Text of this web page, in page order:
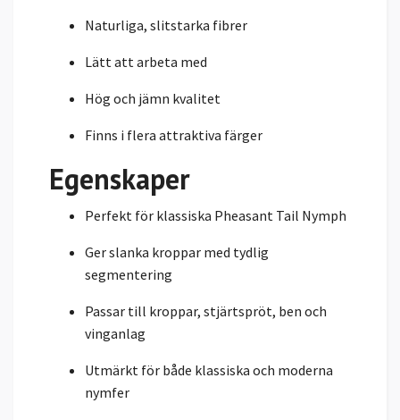
Naturliga, slitstarka fibrer
Lätt att arbeta med
Hög och jämn kvalitet
Finns i flera attraktiva färger
Egenskaper
Perfekt för klassiska Pheasant Tail Nymph
Ger slanka kroppar med tydlig
segmentering
Passar till kroppar, stjärtspröt, ben och
vinganlag
Utmärkt för både klassiska och moderna
nymfer